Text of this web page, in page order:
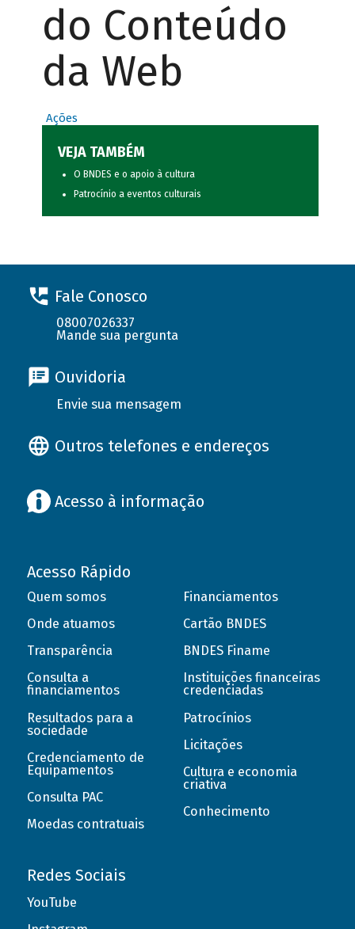
do Conteúdo
da Web
Ações
VEJA TAMBÉM
O BNDES e o apoio à cultura
Patrocínio a eventos culturais
Fale Conosco
08007026337
Mande sua pergunta
Ouvidoria
Envie sua mensagem
Outros telefones e endereços
Acesso à informação
Acesso Rápido
Quem somos
Onde atuamos
Transparência
Consulta a
financiamentos
Resultados para a
sociedade
Credenciamento de
Equipamentos
Consulta PAC
Moedas contratuais
Financiamentos
Cartão BNDES
BNDES Finame
Instituições financeiras
credenciadas
Patrocínios
Licitações
Cultura e economia
criativa
Conhecimento
Redes Sociais
YouTube